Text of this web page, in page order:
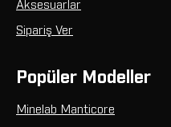
Aksesuarlar
Sipariş Ver
Popüler Modeller
Minelab Manticore